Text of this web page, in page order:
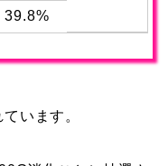
39.8%
います。